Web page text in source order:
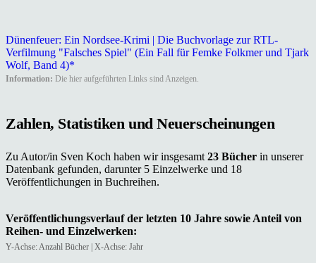
Dünenfeuer: Ein Nordsee-Krimi | Die Buchvorlage zur RTL-
Verfilmung "Falsches Spiel" (Ein Fall für Femke Folkmer und Tjark
Wolf, Band 4)*
Information: Die hier aufgeführten Links sind Anzeigen.
Zahlen, Statistiken und Neuerscheinungen
Zu Autor/in Sven Koch haben wir insgesamt 23 Bücher in unserer
Datenbank gefunden, darunter 5 Einzelwerke und 18
Veröffentlichungen in Buchreihen.
Veröffentlichungsverlauf der letzten 10 Jahre sowie Anteil von
Reihen- und Einzelwerken:
Y-Achse: Anzahl Bücher | X-Achse: Jahr